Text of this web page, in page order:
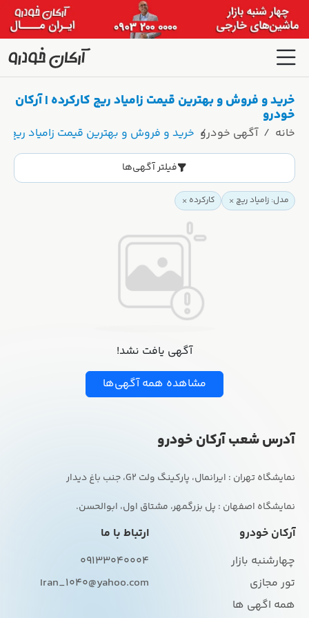
خرید و فروش و بهترین قیمت زامیاد ریچ کارکرده | آرکان
خودرو
خانه آگهی خودرو خرید و فروش و بهترین قیمت زامیاد ریچ
فیلتر آگهی‌ها
مدل: زامیاد ریچ کارکرده
آگهی یافت نشد!
مشاهده همه آگهی‌ها
آدرس شعب آرکان خودرو
نمایشگاه اصفهان : پل بزرگمهر، مشتاق اول، ابوالحسن.
آرکان خودرو
چهارشنبه بازار
تور مجازی
همه اگهی ها
ارتباط با ما
09133040004
Iran_1040@yahoo.com